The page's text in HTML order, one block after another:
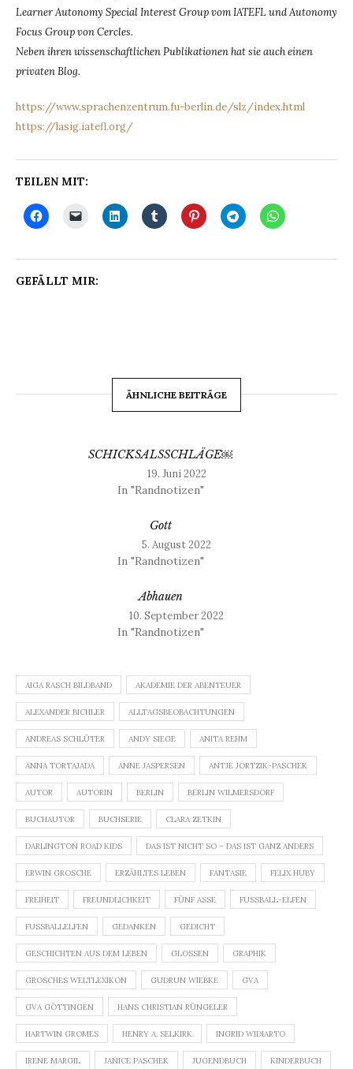
Learner Autonomy Special Interest Group vom IATEFL und Autonomy
Focus Group von Cercles.
Neben ihren wissenschaftlichen Publikationen hat sie auch einen
privaten Blog.
https://www.sprachenzentrum.fu-berlin.de/slz/index.html
https://lasig.iatefl.org/
TEILEN MIT:
GEFÄLLT MIR:
ÄHNLICHE BEITRÄGE
SCHICKSALSSCHLÄGE￼
19. Juni 2022
In "Randnotizen"
Gott
5. August 2022
In "Randnotizen"
Abhauen
10. September 2022
In "Randnotizen"
AIGA RASCH BILDBAND AKADEMIE DER ABENTEUER
ALEXANDER BICHLER ALLTAGSBEOBACHTUNGEN
ANDREAS SCHLÜTER ANDY SIEGE ANITA REHM
ANNA TORTAJADA ANNE JASPERSEN ANTJE JORTZIK-PASCHEK
AUTOR AUTORIN BERLIN BERLIN WILMERSDORF
BUCHAUTOR BUCHSERIE CLARA ZETKIN
DARLINGTON ROAD KIDS DAS IST NICHT SO – DAS IST GANZ ANDERS
ERWIN GROSCHE ERZÄHLTES LEBEN FANTASIE FELIX HUBY
FREIHEIT FREUNDLICHKEIT FÜNF ASSE FUSSBALL-ELFEN
FUSSBALLELFEN GEDANKEN GEDICHT
GESCHICHTEN AUS DEM LEBEN GLOSSEN GRAPHIK
GROSCHES WELTLEXIKON GUDRUN WIEBKE GVA
GVA GÖTTINGEN HANS CHRISTIAN RÜNGELER
HARTWIN GROMES HENRY A. SELKIRK INGRID WIDIARTO
IRENE MARGIL JANICE PASCHEK JUGENDBUCH KINDERBUCH